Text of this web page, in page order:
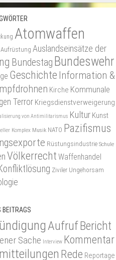
Atomwaffen
Aufrüstung Auslandseinsätze der
Bundestag Bundeswehr
Geschichte Information &
Kirche Kommunale
Terror Kriegsdienstverweigerung
von Antimilitarismus Kultur Kunst
Komplex Musik NATO Pazifismus
Rüstungsindustrie Schule
Völkerrecht Waffenhandel
Ziviler Ungehorsam
BEITRAGS
AufrufBericht
Sache Interview Kommentar
Rede Reportage